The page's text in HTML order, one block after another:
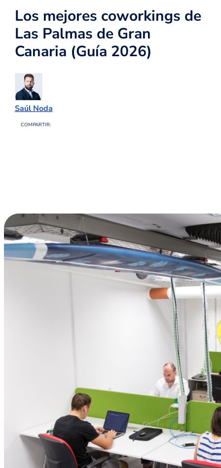
Los mejores coworkings de
Las Palmas de Gran
Canaria (Guía 2026)
Saúl Noda
COMPARTIR: